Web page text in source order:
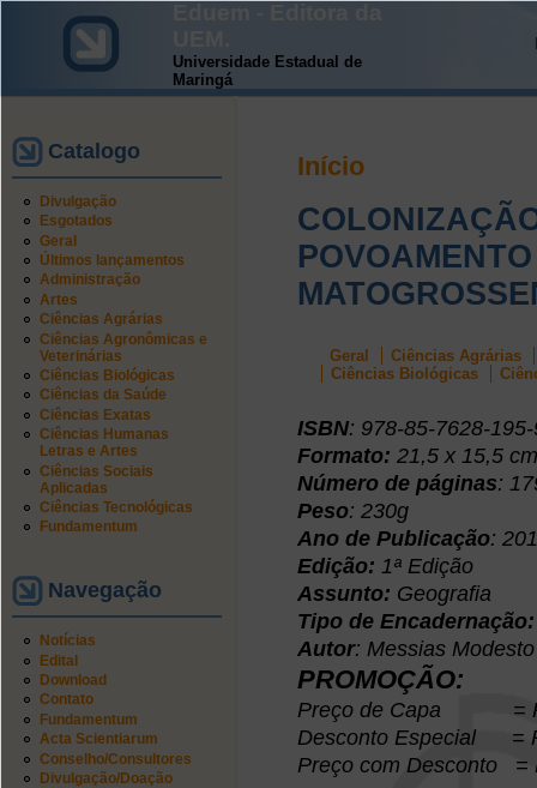
Universidade Estadual de
Maringá
Catalogo
Divulgação
Esgotados
Geral
Últimos lançamentos
Administração
Artes
Ciências Agrárias
Ciências Agronômicas e
Veterinárias
Ciências Biológicas
Ciências da Saúde
Ciências Exatas
Ciências Humanas
Letras e Artes
Ciências Sociais
Aplicadas
Ciências Tecnológicas
Fundamentum
Navegação
Notícias
Edital
Download
Contato
Fundamentum
Acta Scientiarum
Conselho/Consultores
Divulgação/Doação
Início
Geral
Ciências Agrárias
Ciências Biológicas
ISBN: 978-85-7628-
Formato: 21,5 x 15,5 cm
Número de páginas:
Peso: 230g
Ano de Publicação:
Edição: 1ª Edição
Assunto: Geografia
Tipo de
Autor: Messias
PROMOÇÃO:
Preço de Capa =
Desconto Especial =
Preço com Desconto =